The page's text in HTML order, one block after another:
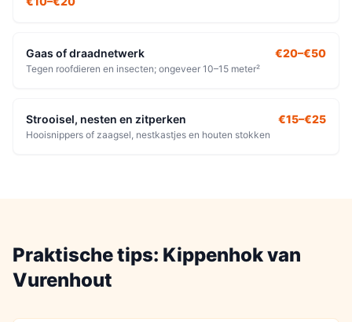
Gaas of draadnetwerk
Tegen roofdieren en insecten; ongeveer 10–15 meter²
€20–€50
Strooisel, nesten en zitperken
Hooisnippers of zaagsel, nestkastjes en houten stokken
€15–€25
Praktische tips: Kippenhokvan
Vurenhout